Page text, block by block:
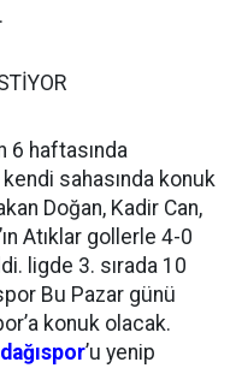
6 haftasında
sahasında konuk
Doğan, Kadir Can,
Atıklar gollerle 4-0
ligde 3. sırada 10
Bu Pazar günü
konuk olacak.
’u yenip